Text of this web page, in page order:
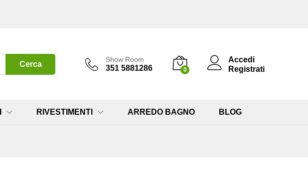
Cerca
Show Room
351 5881286 0
Accedi
Registrati
RIVESTIMENTI ARREDO BAGNO BLOG